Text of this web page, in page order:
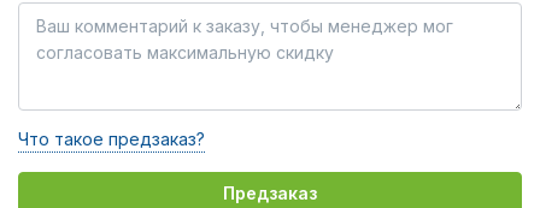
Что такое предзаказ?
Предзаказ